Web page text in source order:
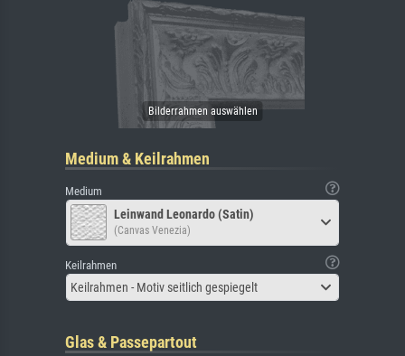
Medium & Keilrahmen
Medium
Leinwand Leonardo (Satin)
(Canvas Venezia)
Keilrahmen
Keilrahmen - Motiv seitlich gespiegelt
Glas & Passepartout